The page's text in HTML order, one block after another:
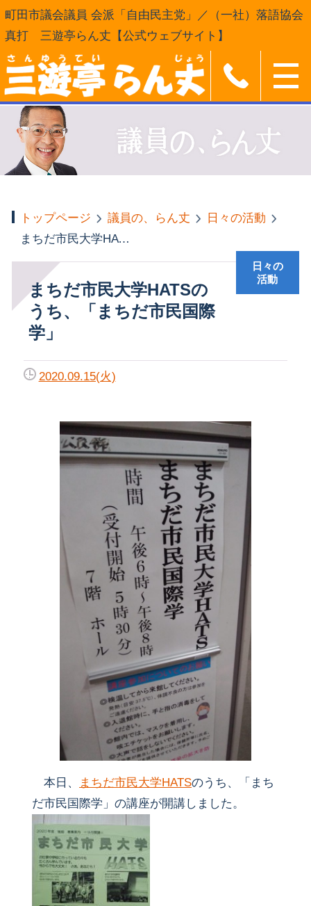
町田市議会議員 会派「自由民主党」／（一社）落語協会
真打 三遊亭らん丈【公式ウェブサイト】
トップページ 議員の、らん丈
日々の活動
まちだ市民大学HATSのうち、「まちだ市民国際学」
まちだ市民大学HATSの
うち、「まちだ市民国際
学」
日々の
活動
2020.09.15(火)
本日、 まちだ市民大学HATSのうち、「まち
だ市民国際学」の講座が開講しました。